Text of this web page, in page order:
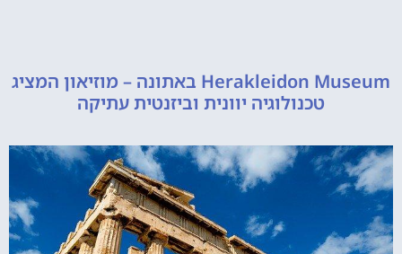
Herakleidon Museum באתונה – מוזיאון המציג
טכנולוגיה יוונית וביזנטית עתיקה